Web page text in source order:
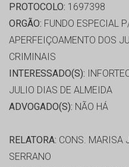
PROTOCOLO: 1697398
ORGÃO: FUNDO ESPECIAL
APERFEIÇOAMENTO DOS
CRIMINAIS
INTERESSADO(S):
JULIO DIAS DE ALMEIDA
ADVOGADO(S): NÃO HÁ
RELATORA: CONS. MARISA
SERRANO